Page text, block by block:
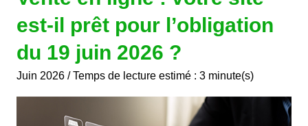
est-il prêt pour l’obligation
du 19 juin 2026 ?
Juin 2026 / Temps de lecture estimé : 3 minute(s)